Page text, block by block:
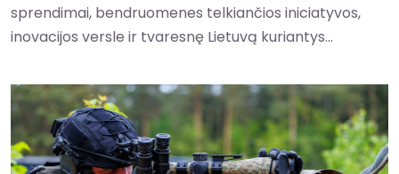
sprendimai, bendruomenes telkiančios iniciatyvos,
inovacijos versle ir tvaresnę Lietuvą kuriantys...